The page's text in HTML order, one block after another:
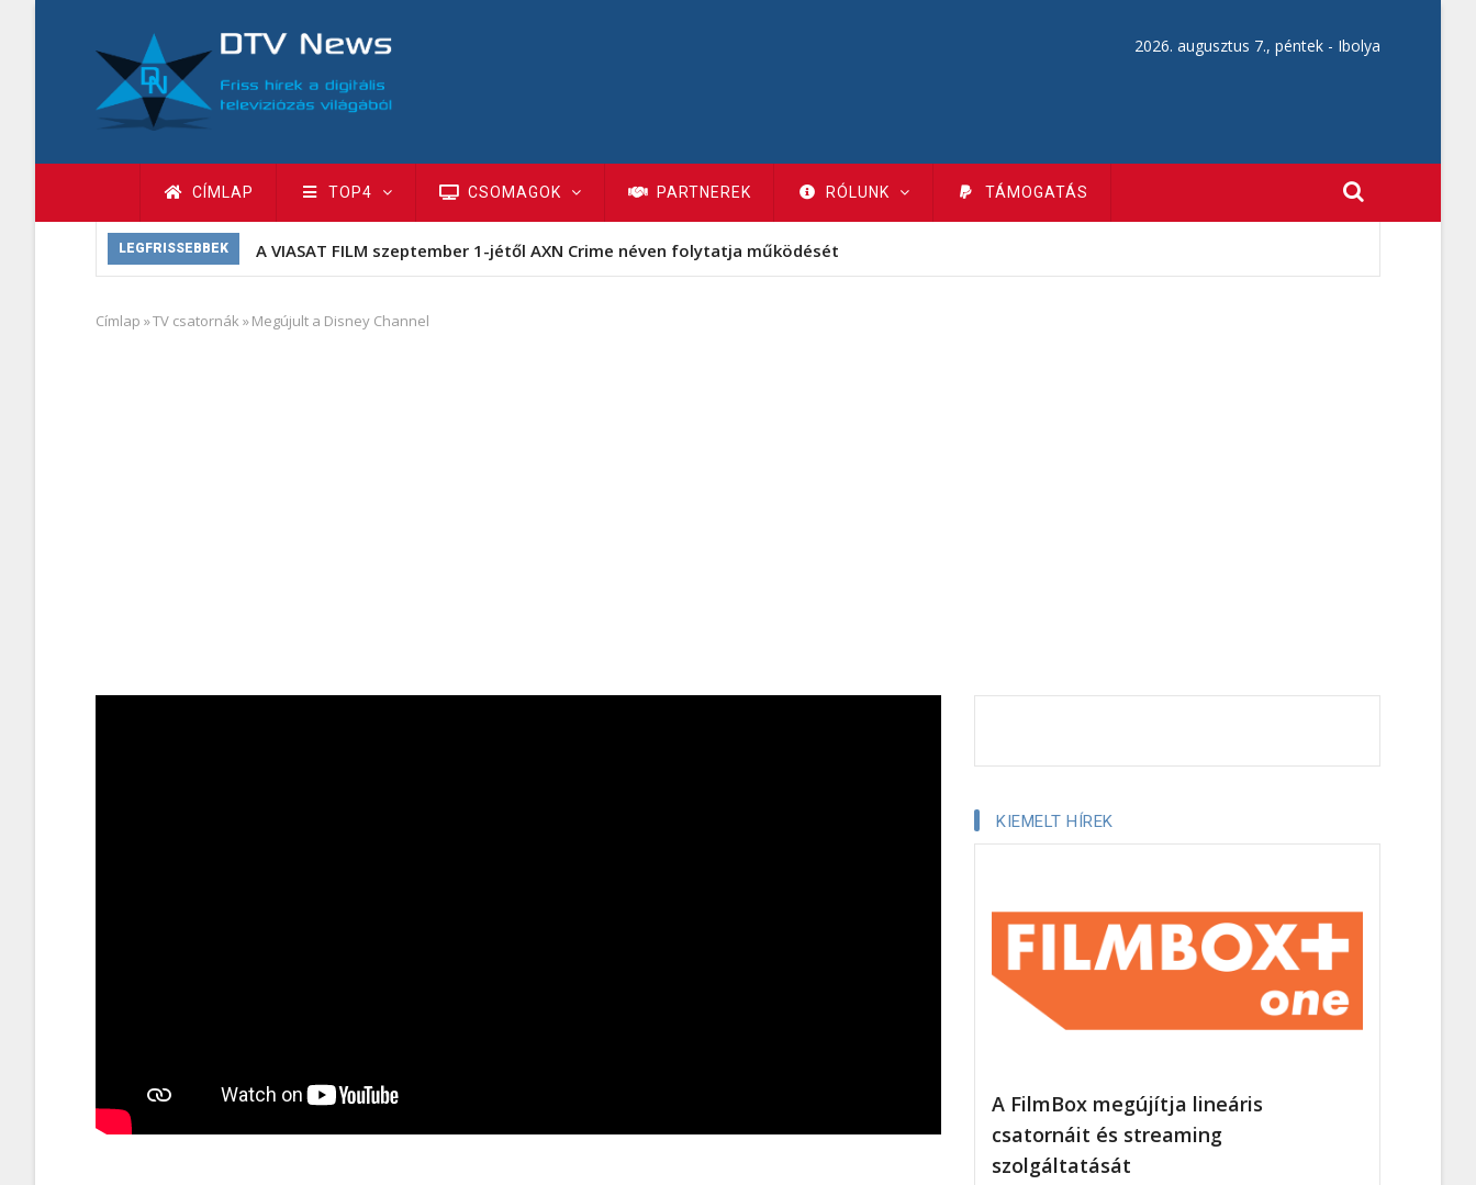
tartalomra
2026. augusztus 7., péntek - Ibolya
Fő
navigáció
CÍMLAP TOP4 CSOMAGOK PARTNEREK RÓLUNK TÁMOGATÁS
LEGFRISSEBBEK MKSZ-Sport TV megállapodás
Morzsa
Címlap »TV csatornák »Megújult a Disney Channel
KIEMELT HÍREK
A FilmBox megújítja lineáris
csatornáit és streaming
szolgáltatását